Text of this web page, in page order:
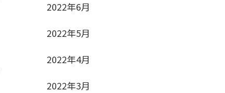
2022年6月
2022年5月
2022年4月
2022年3月